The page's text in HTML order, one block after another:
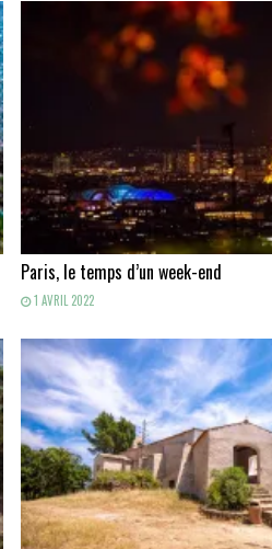
Paris, le temps d’un week-end
1 AVRIL 2022